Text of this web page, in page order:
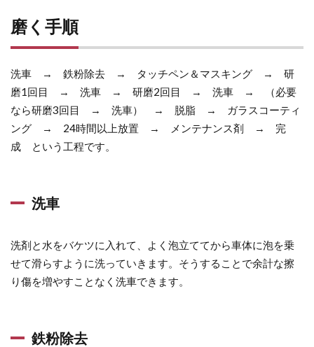
磨く手順
洗車 → 鉄粉除去 → タッチペン＆マスキング → 研
磨1回目 → 洗車 → 研磨2回目 → 洗車 → （必要
なら研磨3回目 → 洗車） → 脱脂 → ガラスコーティ
ング → 24時間以上放置 → メンテナンス剤 → 完
成 という工程です。
洗車
洗剤と水をバケツに入れて、よく泡立ててから車体に泡を乗
せて滑らすように洗っていきます。そうすることで余計な擦
り傷を増やすことなく洗車できます。
鉄粉除去